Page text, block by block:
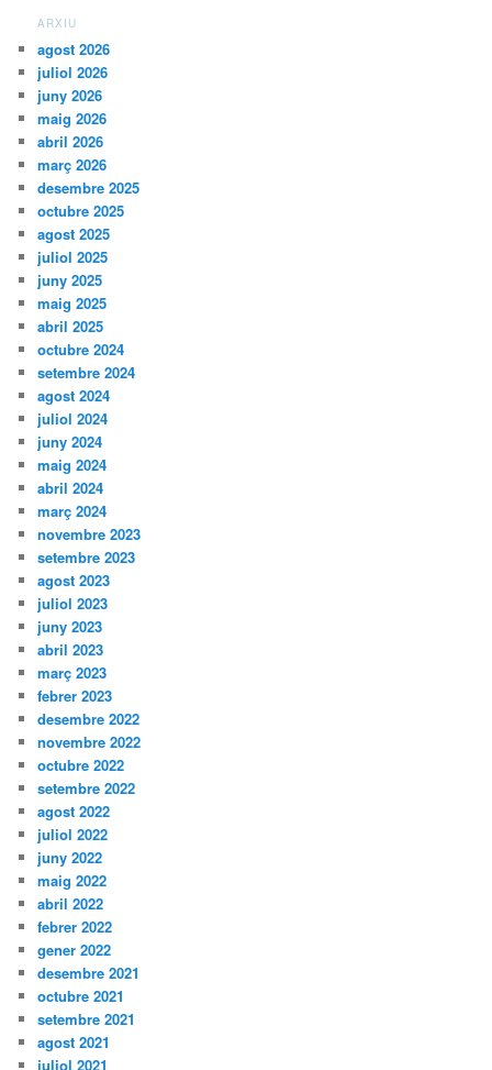
ARXIU
agost 2026
juliol 2026
juny 2026
maig 2026
abril 2026
març 2026
desembre 2025
octubre 2025
agost 2025
juliol 2025
juny 2025
maig 2025
abril 2025
octubre 2024
setembre 2024
agost 2024
juliol 2024
juny 2024
maig 2024
abril 2024
març 2024
novembre 2023
setembre 2023
agost 2023
juliol 2023
juny 2023
abril 2023
març 2023
febrer 2023
desembre 2022
novembre 2022
octubre 2022
setembre 2022
agost 2022
juliol 2022
juny 2022
maig 2022
abril 2022
febrer 2022
gener 2022
desembre 2021
octubre 2021
setembre 2021
agost 2021
juliol 2021